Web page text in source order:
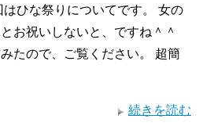
ひな祭りについてです。 女の
お祝いしないと、ですね＾＾
たので、ご覧ください。 超簡
続きを読む